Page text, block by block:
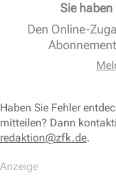
Sie
Den Online-
Haben Sie Fehler
mitteilen? Dann
redaktion@zfk.de.